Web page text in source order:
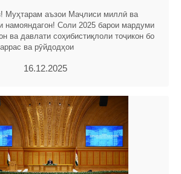
Муҳтарам аъзои Маҷлиси миллӣ ва
намояндагон! Соли 2025 барои мардуми
ва давлати соҳибистиқлоли тоҷикон бо
ва рӯйдодҳои
16.12.2025